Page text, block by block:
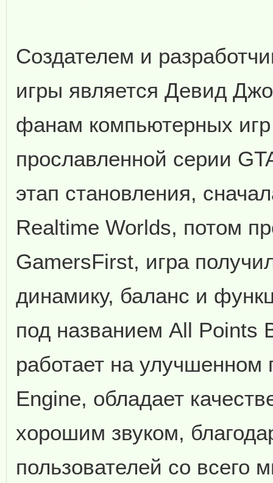
Создателем и
игры является Девид
фанам компьютерных игр
прославленной серии
этап становления,
Realtime Worlds, потом
GamersFirst, игра
динамику, баланс и
под названием All Points
работает на
Engine, обладает
хорошим звуком,
пользователей со всего